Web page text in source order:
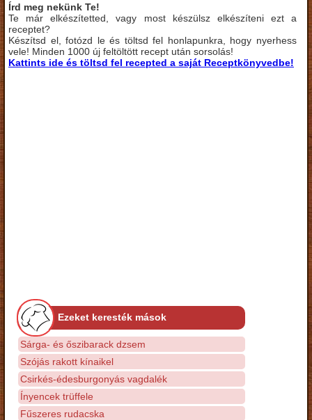
Írd meg nekünk Te!
Te már elkészítetted, vagy most készülsz elkészíteni ezt a
receptet?
Készítsd el, fotózd le és töltsd fel honlapunkra, hogy nyerhess
vele! Minden 1000 új feltöltött recept után sorsolás!
Kattints ide és töltsd fel recepted a saját Receptkönyvedbe!
Ezeket keresték mások
Sárga- és őszibarack dzsem
Szójás rakott kínaikel
Csirkés-édesburgonyás vagdalék
Ínyencek trüffele
Fűszeres rudacska